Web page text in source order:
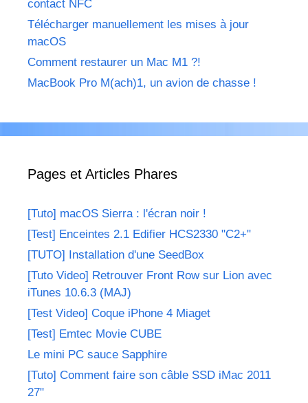
contact NFC
Télécharger manuellement les mises à jour
macOS
Comment restaurer un Mac M1 ?!
MacBook Pro M(ach)1, un avion de chasse !
Pages et Articles Phares
[Tuto] macOS Sierra : l'écran noir !
[Test] Enceintes 2.1 Edifier HCS2330 "C2+"
[TUTO] Installation d'une SeedBox
[Tuto Video] Retrouver Front Row sur Lion avec
iTunes 10.6.3 (MAJ)
[Test Video] Coque iPhone 4 Miaget
[Test] Emtec Movie CUBE
Le mini PC sauce Sapphire
[Tuto] Comment faire son câble SSD iMac 2011
27"